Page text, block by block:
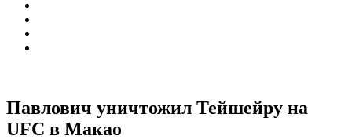
Павлович уничтожил Тейшейру на
UFC в Макао